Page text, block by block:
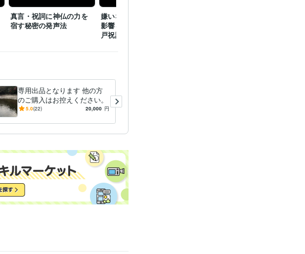
真言・祝詞に神仏の力を
宿す秘密の発声法
嫌いな人から想われる悪
影響を無力化する「天岩
戸祝詞」
専用出品となります 他の方
のご購入はお控えください。
5.0(22) 20,000 円